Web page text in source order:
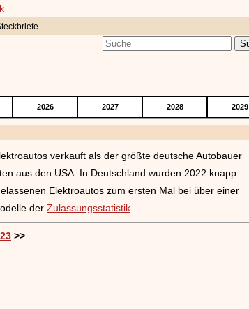
2026 2027 2028 2029
verkauft als der größte deutsche Autobauer
aus den USA. In Deutschland wurden 2022 knapp
Elektroautos zum ersten Mal bei über einer
der Zulassungsstatistik
>>